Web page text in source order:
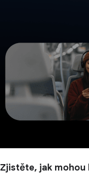
Zjistěte, jak